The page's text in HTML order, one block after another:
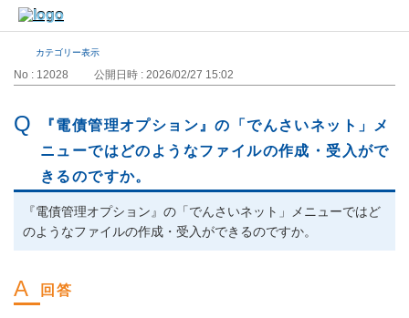
カテゴリー表示
No : 12028 公開日時 : 2026/02/27 15:02
『電債管理オプション』の「でんさいネット」メ
ニューではどのようなファイルの作成・受入がで
きるのですか。
『電債管理オプション』の「でんさいネット」メニューではど
のようなファイルの作成・受入ができるのですか。